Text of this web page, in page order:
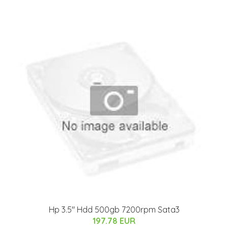
Hp 3.5" Hdd 500gb 7200rpm Sata3
197.78 EUR